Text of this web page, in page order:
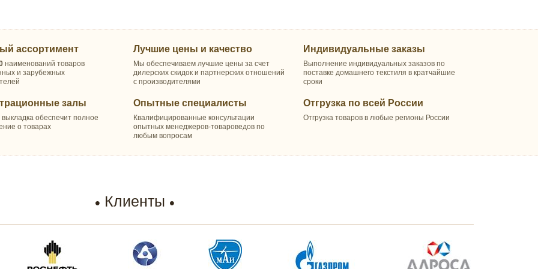
ассортимент
наименований товаров
и зарубежных
залы
обеспечит полное
о товарах
Лучшие цены и качество
Мы обеспечиваем лучшие цены за счет
дилерских скидок и партнерских отношений
с производителями
Опытные специалисты
Квалифицированные консультации
опытных менеджеров-товароведов по
любым вопросам
Индивидуальные заказы
Выполнение индивидуальных заказов по
поставке домашнего текстиля в кратчайшие
сроки
Отгрузка по всей России
Отгрузка товаров в любые регионы России
Клиенты